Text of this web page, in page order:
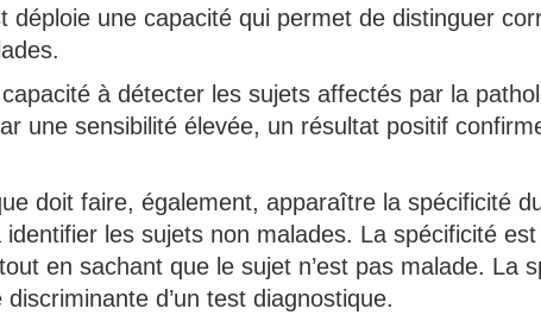
déploie une capacité qui permet de distinguer
à détecter les sujets affectés par la
une sensibilité élevée, un résultat positif
doit faire, également, apparaître la spécificité
identifier les sujets non malades. La spécificité
en sachant que le sujet n’est pas malade. La
d’un test diagnostique.